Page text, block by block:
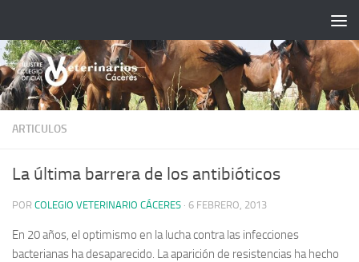
ARTICULOS
La última barrera de los antibióticos
POR COLEGIO VETERINARIO CÁCERES · 6 FEBRERO, 2013
En 20 años, el optimismo en la lucha contra las infecciones
bacterianas ha desaparecido. La aparición de resistencias ha hecho